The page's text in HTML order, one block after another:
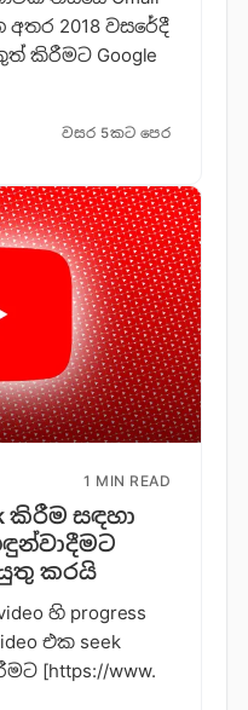
2018 වසරේදී
කිරීමට Google
වසර 5කට පෙර
1 MIN READ
කිරීම සඳහා
කරයි
හි progress
එක seek
[https://www.